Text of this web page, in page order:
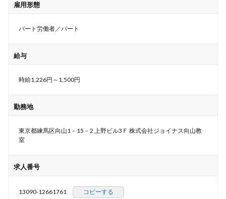
雇用形態
パート労働者／パート
給与
時給1,226円～1,500円
勤務地
東京都練馬区向山1－15－2 上野ビル3Ｆ 株式会社ジョイナス向山教
室
求人番号
13090-12661761 コピーする